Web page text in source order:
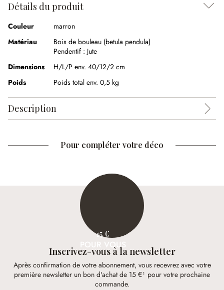
Détails du produit
Couleur
marron
Matériau
Bois de bouleau (betula pendula)
Pendentif : Jute
Dimensions
H/L/P env. 40/12/2 cm
Poids
Poids total env. 0,5 kg
Description
Pour compléter votre déco
15 €
POUR VOUS
Inscrivez-vous à la newsletter
Après confirmation de votre abonnement, vous recevrez avec votre
première newsletter un bon d'achat de 15 €¹ pour votre prochaine
commande.